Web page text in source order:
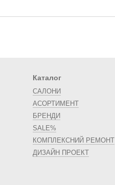
Каталог
САЛОНИ
АСОРТИМЕНТ
БРЕНДИ
SALE%
КОМПЛЕКСНИЙ РЕМОНТ
ДИЗАЙН ПРОЕКТ